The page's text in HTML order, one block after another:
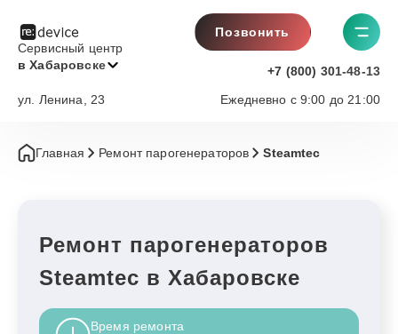
Сервисный центр
в Хабаровске
Позвонить
+7 (800) 301-48-13
Ежедневно с 9:00 до 21:00
ул. Ленина, 23
Главная Ремонт парогенераторов Steamtec
Ремонт парогенераторов
Steamtec в Хабаровске
Время ремонта